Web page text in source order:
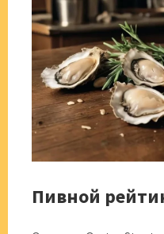
Пивной